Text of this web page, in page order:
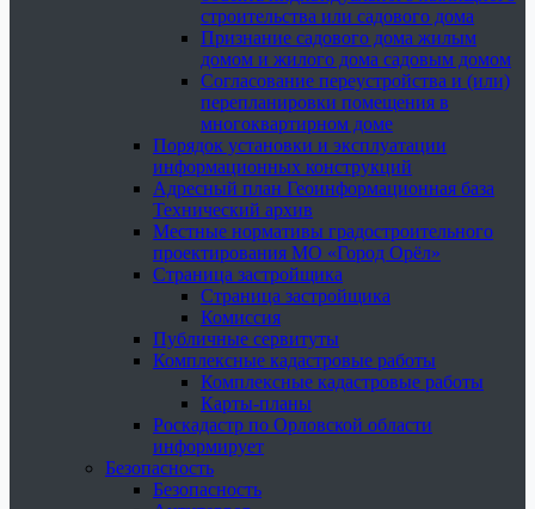
строительства или садового дома
Признание садового дома жилым
домом и жилого дома садовым домом
Согласование переустройства и (или)
перепланировки помещения в
многоквартирном доме
Порядок установки и эксплуатации
информационных конструкций
Адресный план Геоинформационная база
Технический архив
Местные нормативы градостроительного
проектирования МО «Город Орёл»
Страница застройщика
Страница застройщика
Комиссия
Публичные сервитуты
Комплексные кадастровые работы
Комплексные кадастровые работы
Карты-планы
Роскадастр по Орловской области
информирует
Безопасность
Безопасность